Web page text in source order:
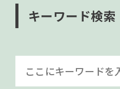
キーワード検索